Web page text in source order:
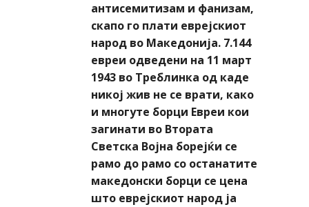
антисемитизам и фанизам,
скапо го плати еврејскиот
народ во Македонија. 7.144
евреи одведени на 11 март
1943 во Треблинка од каде
никој жив не се врати, како
и многуте борци Евреи кои
загинати во Втората
Светска Војна борејќи се
рамо до рамо со останатите
македонски борци се цена
што еврејскиот народ ја